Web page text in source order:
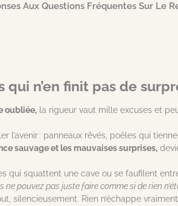
Aux Questions Fréquentes Sur Le
qui n’en finit pas de
oubliée, la rigueur vaut mille excuses et
l’avenir : panneaux rêvés, poêles qui
sauvage et les mauvaises surprises,
qui squattent une cave ou se faufilent
ne pouvez pas juste faire comme si de rien
silencieusement. Rien n’échappe